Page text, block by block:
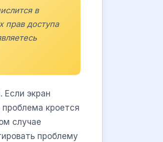
в
прав доступа
Если экран
кроется
случае
проблему